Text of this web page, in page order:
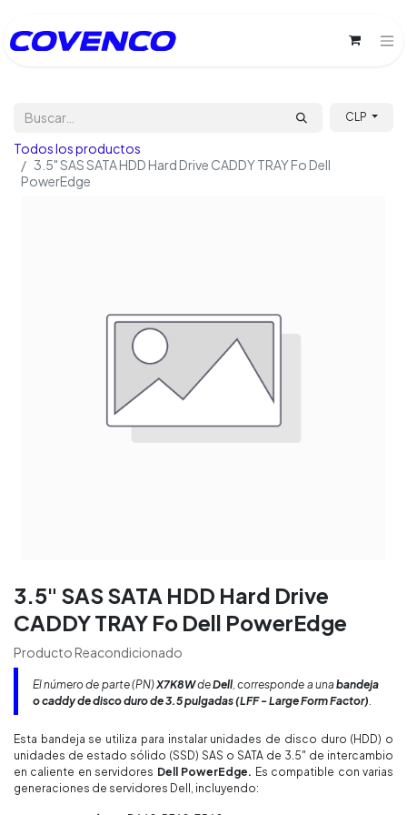
CLP
Todos los productos
3.5" SAS SATA HDD Hard Drive CADDY TRAY Fo Dell
PowerEdge
3.5" SAS SATA HDD Hard Drive
CADDY TRAY Fo Dell PowerEdge
Producto Reacondicionado
El número de parte (PN)X7K8WdeDell, corresponde a unabandeja
o caddy de disco duro de 3.5 pulgadas (LFF - Large Form Factor).
Esta bandeja se utiliza para instalar unidades de disco duro (HDD) o
unidades de estado sólido (SSD) SAS o SATA de 3.5" de intercambio
en caliente en servidores Dell PowerEdge. Es compatible con varias
generaciones de servidores Dell, incluyendo: